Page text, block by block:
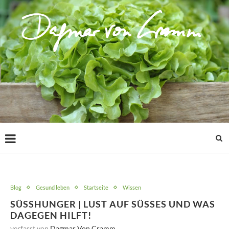
Blog Gesund leben Startseite Wissen
SÜSSHUNGER | LUST AUF SÜSSES UND WAS DA
GEGEN HILFT!